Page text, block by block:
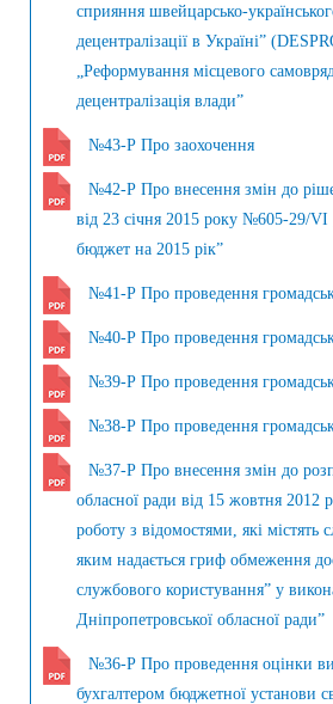
сприяння швейцарсько-
децентралізації в Україні”
„Реформування місцевого
децентралізація влади”
№43-Р Про заохочення
№42-Р Про внесення змін до
від 23 січня 2015 року №605-29/
бюджет на 2015 рік”
№41-Р Про проведення
№40-Р Про проведення
№39-Р Про проведення
№38-Р Про проведення
№37-Р Про внесення змін до
обласної ради від 15 жовтня
роботу з відомостями, які містять
яким надається гриф обмеження
службового користування” у
Дніпропетровської обласної ради”
№36-Р Про проведення оцінки
бухгалтером бюджетної установи